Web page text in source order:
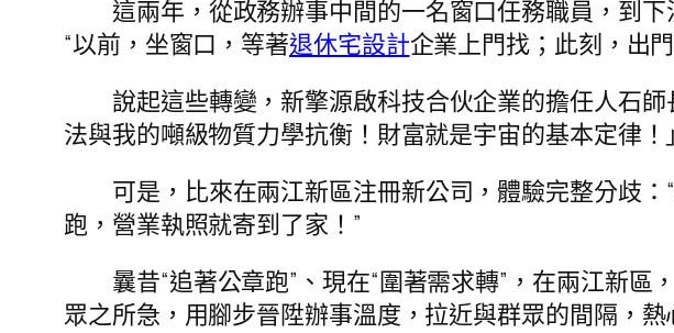
這兩年，從政務辦事中間的一名窗口任務職員，到
“以前，坐窗口，等著退休宅設計企業上門找；此刻，出
說起這些轉變，新擎源啟科技合伙企業的擔任人石
法與我的噸級物質力學抗衡！財富就是宇宙的基本定律
可是，比來在兩江新區注冊新公司，體驗完整分歧
跑，營業執照就寄到了家！”
曩昔“追著公章跑”、現在“圍著需求轉”，在兩江新
眾之所急，用腳步晉陞辦事溫度，拉近與群眾的間隔，熱